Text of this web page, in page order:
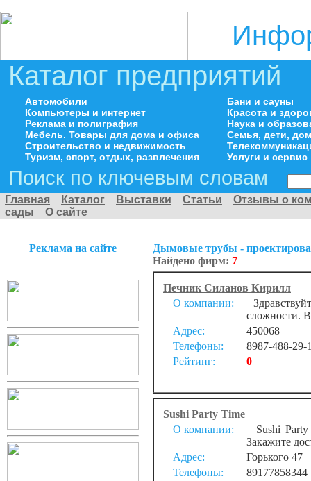
Каталог предприятий
Автомобили
Компьютеры и интернет
Реклама и полиграфия
Мебель. Товары для дома и офиса
Строительство и недвижимость
Туризм, спорт, отдых, развлечения
Бани и сауны
Красота и
Наука и
Семья, дети,
Услуги и сервис
Поиск по ключевым словам
Главная Каталог Выставки Статьи
Отзывы о
сады
О сайте
Реклама на сайте
Дымовые трубы -
Найдено фирм: 7
Печник Силанов Кирилл
О компании:
сложности.
Адрес:
450068
Телефоны:
8987-488-29-
Рейтинг:
0
Sushi Party Time
О компании:
Sushi Party
Закажите
Адрес:
Горького 47
Телефоны:
89177858344